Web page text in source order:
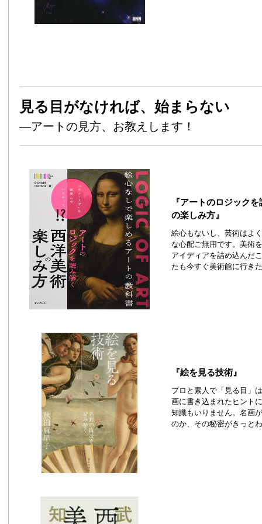
見る目がなければ、始まらない
—アートの見方、お教えします！
『アートのロジック
の楽しみ方』
絵心もないし、芸術はよ
な心配ご無用です。美術
アイディアを詰め込んだ
たも今すぐ美術館に行き
『絵を見る技術』
プロと素人で「見る目」
画に書き込まれたヒント
知識もいりません。名画
のか、その秘密がきっと